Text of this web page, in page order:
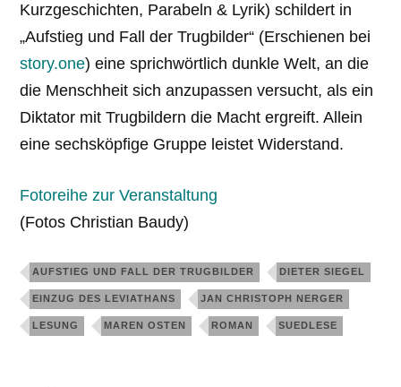
Kurzgeschichten, Parabeln & Lyrik) schildert in
„Aufstieg und Fall der Trugbilder“ (Erschienen bei
story.one) eine sprichwörtlich dunkle Welt, an die
die Menschheit sich anzupassen versucht, als ein
Diktator mit Trugbildern die Macht ergreift. Allein
eine sechsköpfige Gruppe leistet Widerstand.
Fotoreihe zur Veranstaltung
(Fotos Christian Baudy)
AUFSTIEG UND FALL DER TRUGBILDER DIETER SIEGEL
EINZUG DES LEVIATHANS JAN CHRISTOPH NERGER
LESUNG MAREN OSTEN ROMAN SUEDLESE